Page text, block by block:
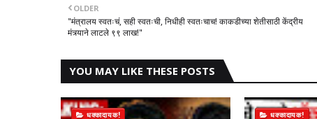
OLDER
​"मंत्रालय स्वतःचं, सही स्वतःची, निधीही स्वतःचाच! काकडीच्या शेतीसाठी केंद्रीय
मंत्र्याने लाटले ९९ लाख!"
YOU MAY LIKE THESE POSTS
धक्कादायक! धक्कादायक!